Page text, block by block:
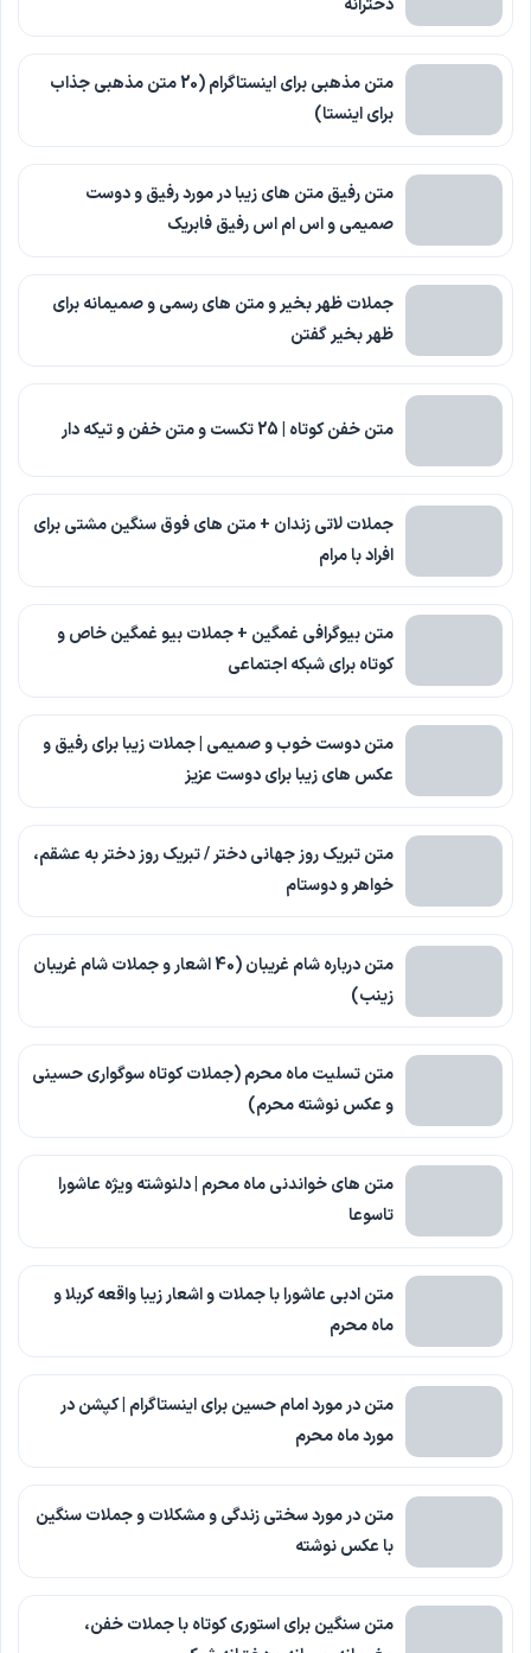
متن مذهبی برای اینستاگرام (20 متن مذهبی جذاب
برای اینستا)
متن رفیق متن های زیبا در مورد رفیق و دوست
صمیمی و اس ام اس رفیق فابریک
جملات ظهر بخیر و متن های رسمی و صمیمانه برای
ظهر بخیر گفتن
متن خفن کوتاه | 25 تکست و متن خفن و تیکه دار
جملات لاتی زندان + متن های فوق سنگین مشتی برای
افراد با مرام
متن بیوگرافی غمگین + جملات بیو غمگین خاص و
کوتاه برای شبکه اجتماعی
متن دوست خوب و صمیمی | جملات زیبا برای رفیق و
عکس های زیبا برای دوست عزیز
متن تبریک روز جهانی دختر / تبریک روز دختر به عشقم،
خواهر و دوستام
متن درباره شام غریبان (40 اشعار و جملات شام غریبان
زینب)
متن تسلیت ماه محرم (جملات کوتاه سوگواری حسینی
و عکس نوشته محرم)
متن های خواندنی ماه محرم | دلنوشته ویژه عاشورا
تاسوعا
متن ادبی عاشورا با جملات و اشعار زیبا واقعه کربلا و
ماه محرم
متن در مورد امام حسین برای اینستاگرام | کپشن در
مورد ماه محرم
متن در مورد سختی زندگی و مشکلات و جملات سنگین
با عکس نوشته
متن سنگین برای استوری کوتاه با جملات خفن،